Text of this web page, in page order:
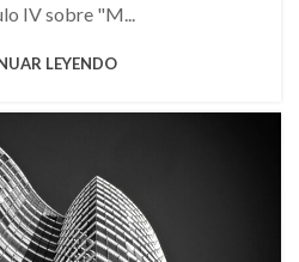
IV sobre "M...
LEYENDO